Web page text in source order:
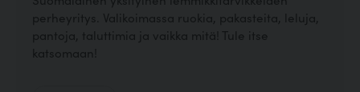
perheyritys. Valikoimassa ruokia, pakasteita, leluja,
pantoja, taluttimia ja vaikka mitä! Tule itse
katsomaan!